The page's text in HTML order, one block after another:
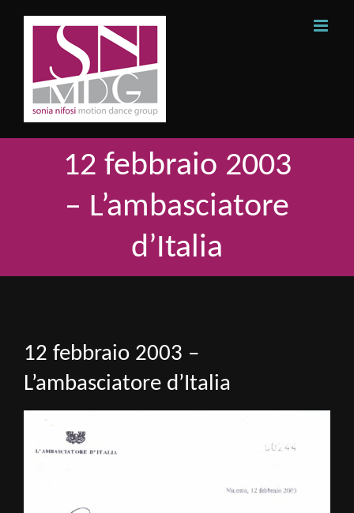
12 febbraio 2003
– L’ambasciatore
d’Italia
12 febbraio 2003 –
L’ambasciatore d’Italia